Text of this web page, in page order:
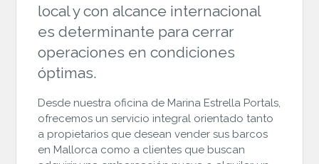
local y con alcance internacional
es determinante para cerrar
operaciones en condiciones
óptimas.
Desde nuestra oficina de Marina Estrella Portals,
ofrecemos un servicio integral orientado tanto
a propietarios que desean vender sus barcos
en Mallorca como a clientes que buscan